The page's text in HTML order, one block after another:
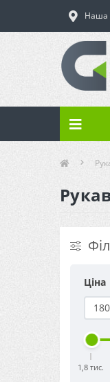
Наша
Ціна
1,8 тис.